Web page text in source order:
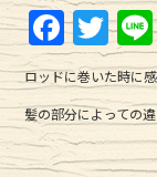
F
a
c
e
T
w
it
te
ロッドに巻いた時に
髪の部分によっての